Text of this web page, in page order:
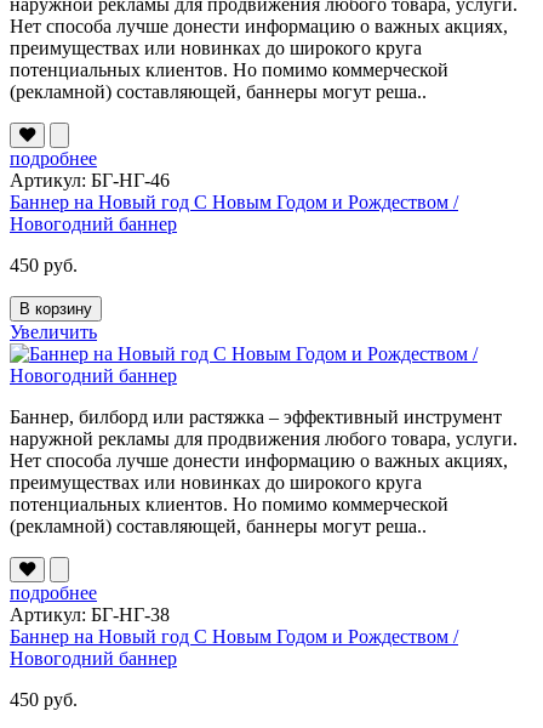
наружной рекламы для продвижения любого товара, услуги.
Нет способа лучше донести информацию о важных акциях,
преимуществах или новинках до широкого круга
потенциальных клиентов. Но помимо коммерческой
(рекламной) составляющей, баннеры могут реша..
подробнее
Артикул: БГ-НГ-46
Баннер на Новый год С Новым Годом и Рождеством /
Новогодний баннер
450 руб.
В корзину
Увеличить
Баннер, билборд или растяжка – эффективный инструмент
наружной рекламы для продвижения любого товара, услуги.
Нет способа лучше донести информацию о важных акциях,
преимуществах или новинках до широкого круга
потенциальных клиентов. Но помимо коммерческой
(рекламной) составляющей, баннеры могут реша..
подробнее
Артикул: БГ-НГ-38
Баннер на Новый год С Новым Годом и Рождеством /
Новогодний баннер
450 руб.